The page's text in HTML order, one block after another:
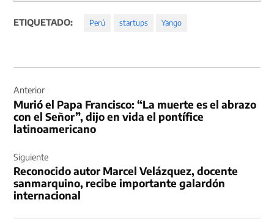
ETIQUETADO: Perú startups Yango
de
entradas
Anterior
Murió el Papa Francisco: “La muerte es el abrazo
con el Señor”, dijo en vida el pontífice
latinoamericano
Siguiente
Reconocido autor Marcel Velázquez, docente
sanmarquino, recibe importante galardón
internacional